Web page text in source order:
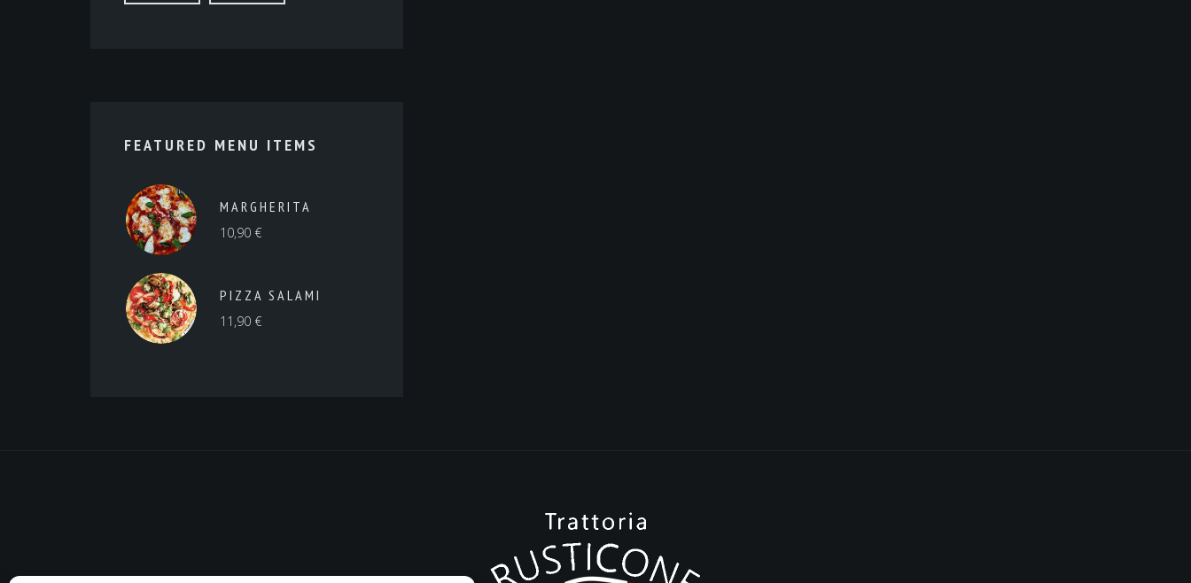
FEATURED MENU ITEMS
MARGHERITA
10,90 €
PIZZA SALAMI
11,90 €